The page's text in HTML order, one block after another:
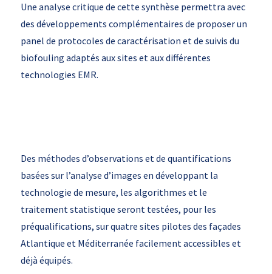
Une analyse critique de cette synthèse permettra avec
des développements complémentaires de proposer un
panel de protocoles de caractérisation et de suivis du
biofouling adaptés aux sites et aux différentes
technologies EMR.
Des méthodes d’observations et de quantifications
basées sur l’analyse d’images en développant la
technologie de mesure, les algorithmes et le
traitement statistique seront testées, pour les
préqualifications, sur quatre sites pilotes des façades
Atlantique et Méditerranée facilement accessibles et
déjà équipés.